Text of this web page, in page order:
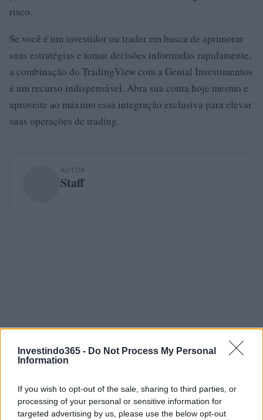
Investindo365 - Do Not Process My Personal
Information
If you wish to opt-out of the sale, sharing to third parties, or
processing of your personal or sensitive information for
targeted advertising by us, please use the below opt-out
risco.
Se você é um investidor ou trader em busca de aprimorar
suas estratégias e tomar decisões informadas rapidamente,
a combinação do TradingView com a Genial Investimentos
é um recurso indispensável. Abra sua conta hoje mesmo e
aproveite ao máximo essa integração exclusiva para elevar
suas operações de trading.
AUTOR
Staff